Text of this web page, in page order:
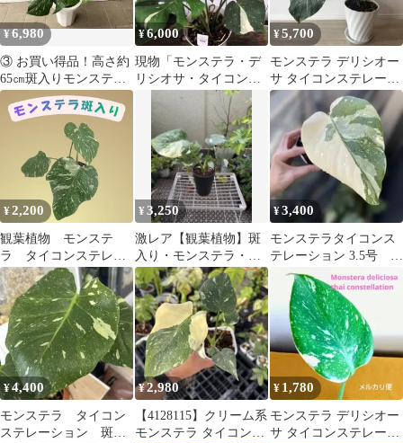
¥6,980
③ お買い得品！高さ約
65㎝斑入りモンステ
ラ・タイコンステレー
ション６号鉢
¥6,000
現物「モンステラ・デ
リシオサ・タイコンス
テレーション」７号
¥5,700
モンステラ デリシオー
サ タイコンステレーシ
ョン 斑入り
¥2,200
観葉植物 モンステ
ラ タイコンステレー
ション 斑入り ⑬
¥3,250
激レア【観葉植物】斑
入り・モンステラ・タ
イコンステレーショ
ン 鉢ごと発送
¥3,400
モンステラタイコンス
テレーション 3.5号 極
¥4,400
モンステラ タイコン
ステレーション 斑入
¥2,980
【4128115】クリーム系
モンステラ タイコンス
¥ 1,780
モンステラ デリシオー
サ タイコンステレーシ